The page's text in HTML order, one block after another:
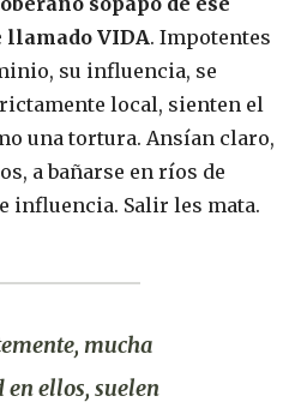
llamado VIDA. Impotentes
su influencia, se
local, sienten el
una tortura. Ansían claro,
a bañarse en ríos de
influencia. Salir les mata.
mucha
ellos, suelen